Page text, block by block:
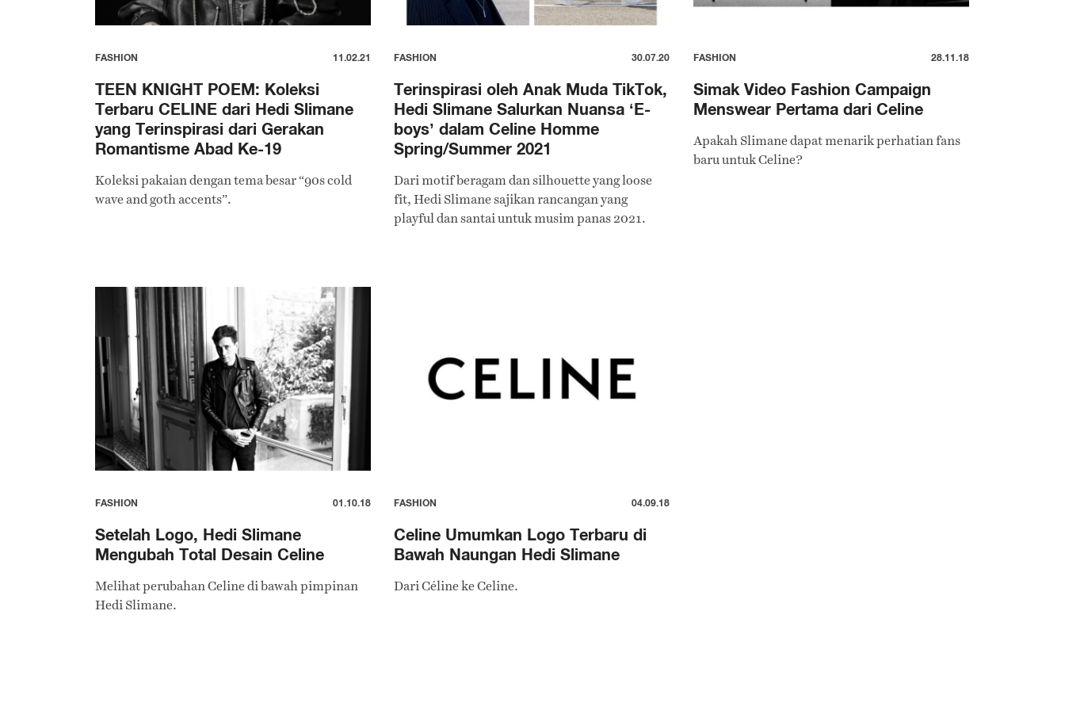
FASHION 11.02.21
TEEN KNIGHT POEM: Koleksi
Terbaru CELINE dari Hedi Slimane
yang Terinspirasi dari Gerakan
Romantisme Abad Ke-19
Koleksi pakaian dengan tema besar “90s cold
wave and goth accents”.
FASHION 30.07.20
Terinspirasi oleh Anak Muda TikTok,
Hedi Slimane Salurkan Nuansa ‘E-
boys’ dalam Celine Homme
Spring/Summer 2021
Dari motif beragam dan silhouette yang loose
fit, Hedi Slimane sajikan rancangan yang
playful dan santai untuk musim panas 2021.
FASHION 28.11.18
Simak Video Fashion Campaign
Menswear Pertama dari Celine
Apakah Slimane dapat menarik perhatian fans
baru untuk Celine?
FASHION 01.10.18
Setelah Logo, Hedi Slimane
Mengubah Total Desain Celine
Melihat perubahan Celine di bawah pimpinan
Hedi Slimane.
FASHION 04.09.18
Celine Umumkan Logo Terbaru di
Bawah Naungan Hedi Slimane
Dari Céline ke Celine.